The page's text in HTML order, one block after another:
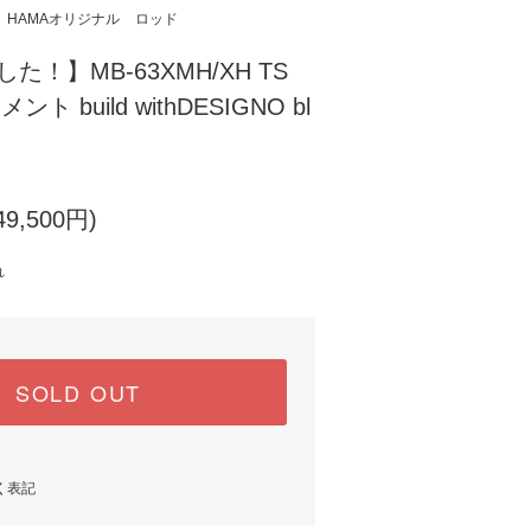
HAMAオリジナル ロッド
た！】MB-63XMH/XH TS
ント build withDESIGNO bl
円)
SOLD OUT
表記